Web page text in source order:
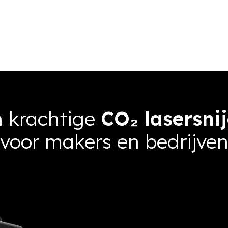
krachtige CO₂
voor makers en bedrijven